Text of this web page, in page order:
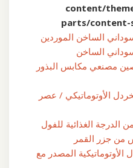
content/
parts/content-
الساخن الموردين
الساخن
مصنعي مكابس البذور
الأوتوماتيكي / عصر
الغذائية للفول
من جزر القمر
المصدر مع